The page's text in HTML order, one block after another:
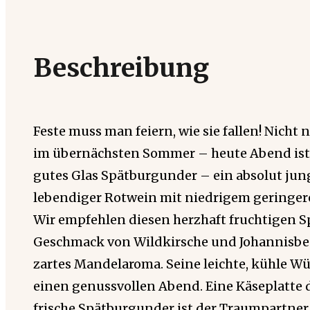
Beschreibung
Feste muss man feiern, wie sie fallen! Nicht
im übernächsten Sommer – heute Abend
gutes Glas Spätburgunder – ein absolut
lebendiger Rotwein mit niedrigem
Wir empfehlen diesen herzhaft fruchtigen
Geschmack von Wildkirsche und
zartes Mandelaroma. Seine leichte, kühle
einen genussvollen Abend. Eine Käseplatte